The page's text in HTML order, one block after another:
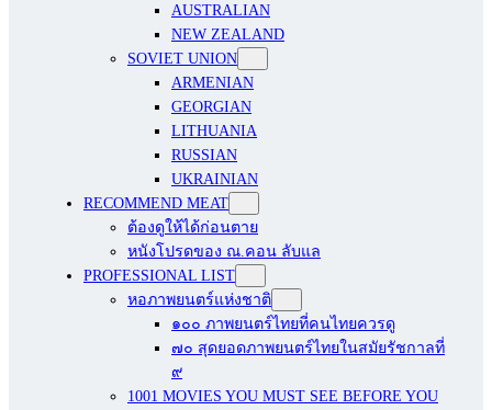
AUSTRALIAN
NEW ZEALAND
SOVIET UNION
ARMENIAN
GEORGIAN
LITHUANIA
RUSSIAN
UKRAINIAN
RECOMMEND MEAT
ต้องดูให้ได้ก่อนตาย
หนังโปรดของ ณ.คอน ลับแล
PROFESSIONAL LIST
หอภาพยนตร์แห่งชาติ
๑๐๐ ภาพยนตร์ไทยที่คนไทยควรดู
๗๐ สุดยอดภาพยนตร์ไทยในสมัยรัชกาลที่
๙
1001 MOVIES YOU MUST SEE BEFORE YOU